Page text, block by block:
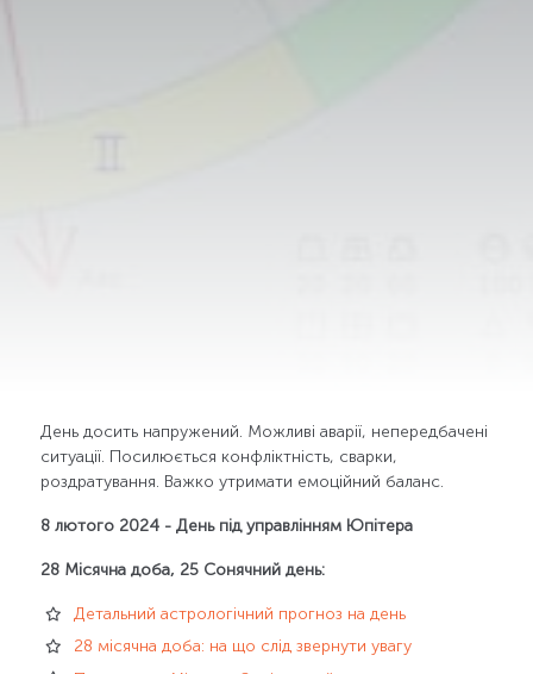
День досить напружений. Можливі аварії, непередбачені
ситуації. Посилюється конфліктність, сварки,
роздратування. Важко утримати емоційний баланс.
8 лютого 2024 - День під управлінням Юпітера
28 Місячна доба, 25 Сонячний день:
Детальний астрологічний прогноз на день
28 місячна доба: на що слід звернути увагу